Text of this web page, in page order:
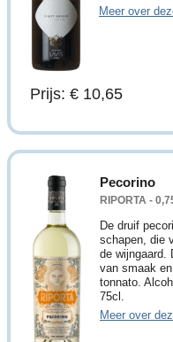
Meer over
Prijs: € 10,65
Pecorino
RIPORTA -
De druif
schapen, die
de wijngaard.
van smaak
tonnato.
75cl.
Meer over